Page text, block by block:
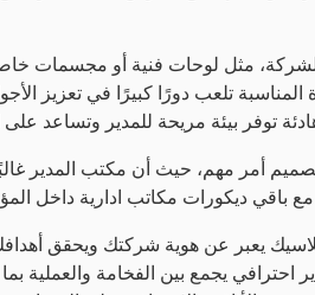
مثل لوحات فنية أو مجسمات
تلعب دورًا كبيرًا في تعزيز
توفر بيئة مريحة للمدير وتساعد على
أمر مهم، حيث أن مكتب المدير
مع باقي ديكورات مكاتب ادارية داخل
يعبر عن هوية شركتك ويحقق
احترافي يجمع بين الفخامة